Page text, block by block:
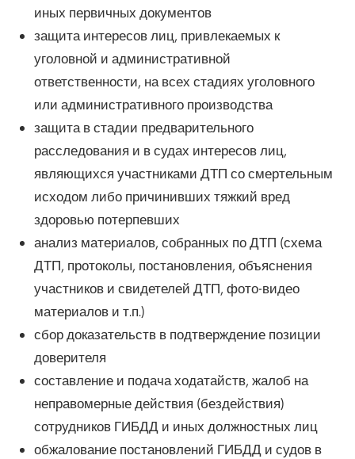
иных первичных документов
защита интересов лиц, привлекаемых к
уголовной и административной
ответственности, на всех стадиях уголовного
или административного производства
защита в стадии предварительного
расследования и в судах интересов лиц,
являющихся участниками ДТП со смертельным
исходом либо причинивших тяжкий вред
здоровью потерпевших
анализ материалов, собранных по ДТП (схема
ДТП, протоколы, постановления, объяснения
участников и свидетелей ДТП, фото-видео
материалов и т.п.)
сбор доказательств в подтверждение позиции
доверителя
составление и подача ходатайств, жалоб на
неправомерные действия (бездействия)
сотрудников ГИБДД и иных должностных лиц
обжалование постановлений ГИБДД и судов в